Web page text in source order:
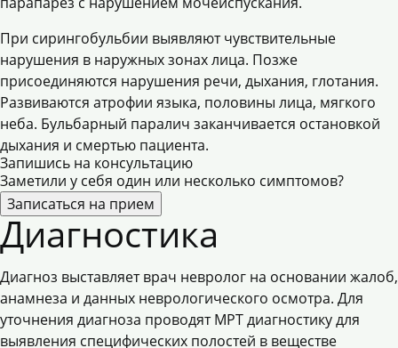
При сирингобульбии выявляют чувствительные
нарушения в наружных зонах лица. Позже
присоединяются нарушения речи, дыхания, глотания.
Развиваются атрофии языка, половины лица, мягкого
неба. Бульбарный паралич заканчивается остановкой
дыхания и смертью пациента.
Запишись на консультацию
Заметили у себя один или несколько симптомов?
Записаться на прием
Диагностика
Диагноз выставляет врач невролог на основании жалоб,
анамнеза и данных неврологического осмотра. Для
уточнения диагноза проводят МРТ диагностику для
выявления специфических полостей в веществе